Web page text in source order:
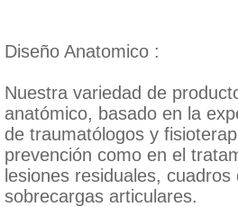
Diseño Anatomico :
Nuestra variedad de
anatómico, basado en la
de traumatólogos y
prevención como en el
lesiones residuales,
sobrecargas articulares.